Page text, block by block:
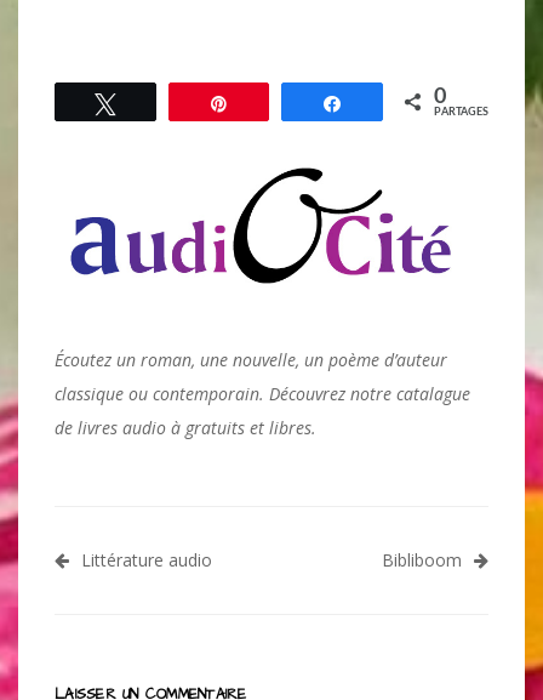
Partagez 0
PARTAGES
Écoutez un roman, une nouvelle, un poème d’auteur
classique ou contemporain. Découvrez notre catalague
de livres audio à gratuits et libres.
Navigation
Littérature audio Bibliboom
LAISSER UN COMMENTAIRE